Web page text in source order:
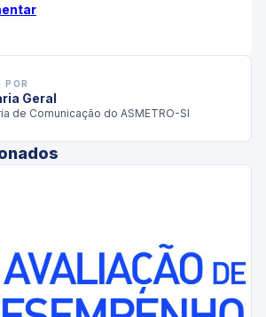
POR
Geral
de Comunicação do ASMETRO-SI